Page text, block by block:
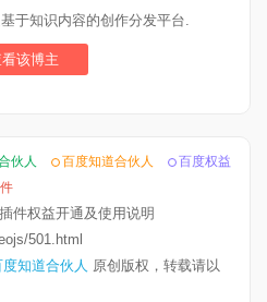
于知识内容的创作分发平台.
该博主
伙人 百度知道合伙人
百度权益
件权益开通及使用说明
501.html
度知道合伙人 原创版权，转载请以